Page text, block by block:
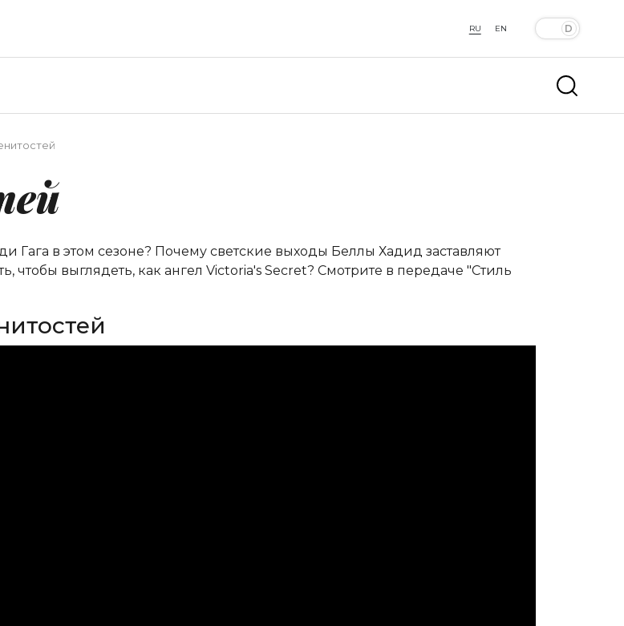
RU EN
Гага в этом сезоне? Почему светские выходы Беллы Хадид заставляют
чтобы выглядеть, как ангел Victoria's Secret? Смотрите в передаче "Стиль